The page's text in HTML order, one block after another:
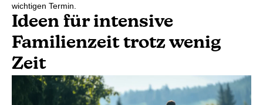
wichtigen Termin.
Ideen für intensive
Familienzeit trotz wenig
Zeit